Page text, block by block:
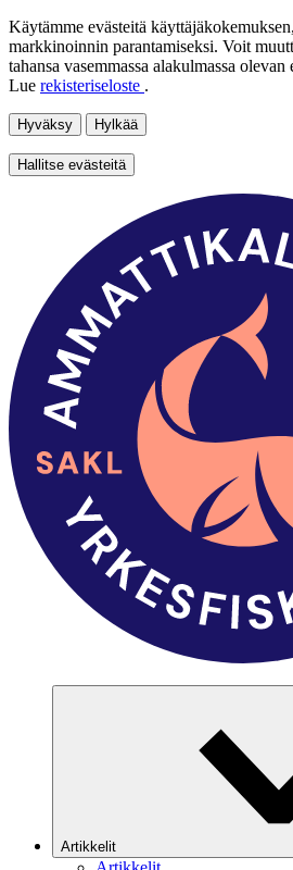
Käytämme evästeitä
markkinoinnin parantamiseksi. Voit
tahansa vasemmassa alakulmassa
Lue rekisteriseloste .
Hyväksy Hylkää
Hallitse evästeitä
Artikkelit